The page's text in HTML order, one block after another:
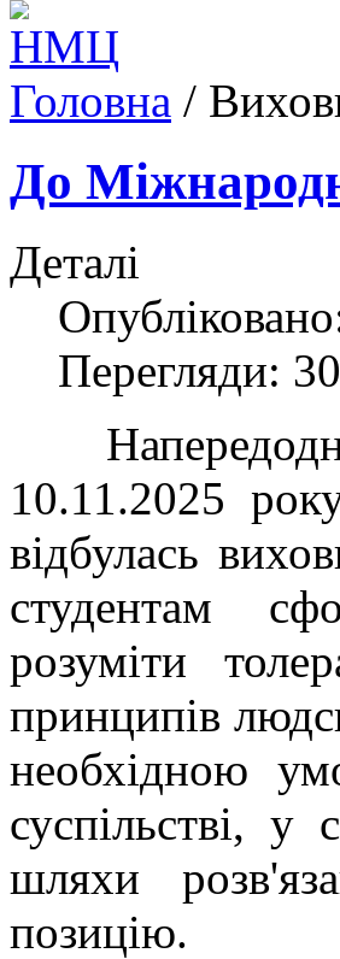
Головна /
До
Деталі
Перегляди:
10.11.2025
відбулась
студентам
розуміти
принципів
необхідною
суспільстві, у
шляхи
позицію.